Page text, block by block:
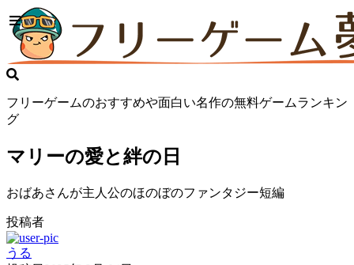
フリーゲームのおすすめや面白い名作の無料ゲームランキン
グ
マリーの愛と絆の日
おばあさんが主人公のほのぼのファンタジー短編
投稿者
うる